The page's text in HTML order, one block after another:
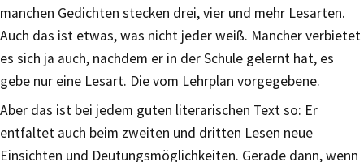
manchen Gedichten stecken drei, vier und mehr Lesarten.
Auch das ist etwas, was nicht jeder weiß. Mancher verbietet
es sich ja auch, nachdem er in der Schule gelernt hat, es
gebe nur eine Lesart. Die vom Lehrplan vorgegebene.
Aber das ist bei jedem guten literarischen Text so: Er
entfaltet auch beim zweiten und dritten Lesen neue
Einsichten und Deutungsmöglichkeiten. Gerade dann, wenn